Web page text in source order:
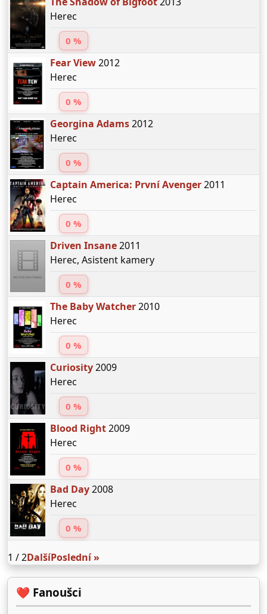
Herec
0 %
Fear View2012
Herec
0 %
Georgina Adams2012
Herec
0 %
Captain America: První Avenger2011
Herec
0 %
Driven Insane2011
Herec, Asistent kamery
0 %
The Baby Watcher2010
Herec
0 %
Curiosity2009
Herec
0 %
Blood Right2009
Herec
0 %
Bad Day2008
Herec
0 %
1 / 2DalšíPoslední »
❤️ Fanoušci